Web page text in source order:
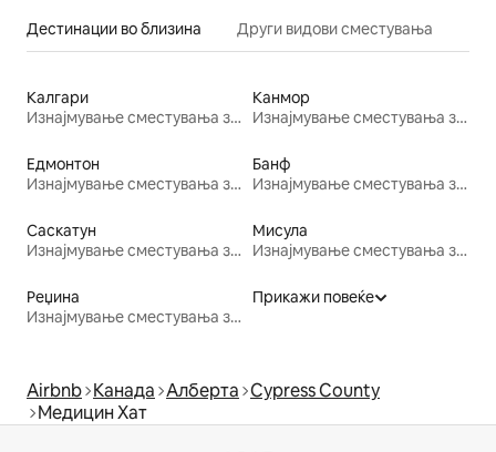
Дестинации во близина Други видови сместувања
Калгари
Изнајмување сместувања за одмор
Канмор
Изнајмување сместувања за одмор
Едмонтон
Изнајмување сместувања за одмор
Банф
Изнајмување сместувања за одмор
Саскатун
Изнајмување сместувања за одмор
Мисула
Изнајмување сместувања за одмор
Реџина
Изнајмување сместувања за одмор
Прикажи повеќе
Airbnb Канада Алберта Cypress County
Медицин Хат